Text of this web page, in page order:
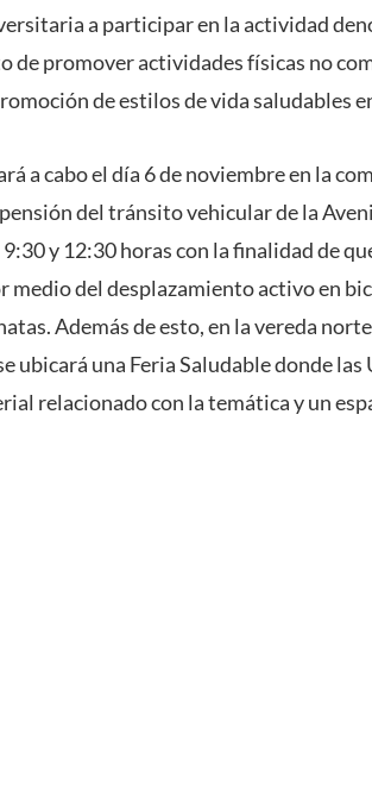
a participar en la actividad
de promover actividades físicas no
de estilos de vida saludables
a cabo el día 6 de noviembre en la
del tránsito vehicular de la
y 12:30 horas con la finalidad de
medio del desplazamiento activo en
Además de esto, en la vereda
ubicará una Feria Saludable donde
relacionado con la temática y un